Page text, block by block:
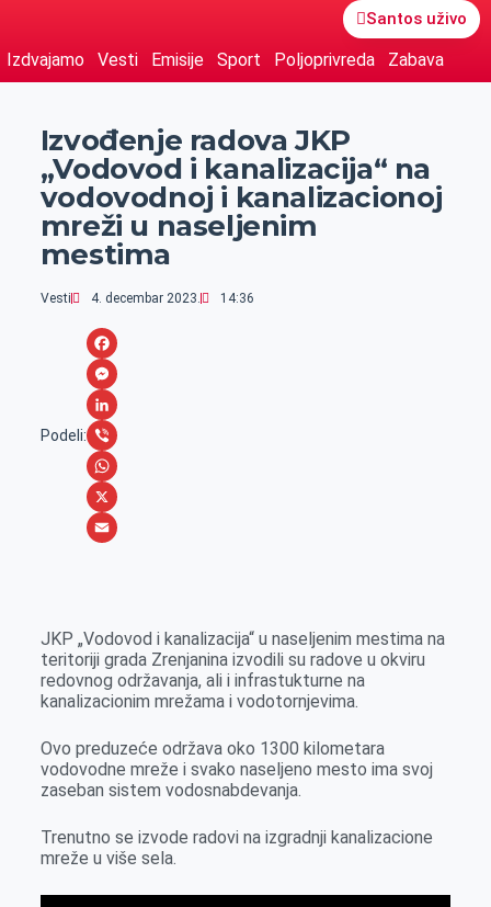
Santos uživo
Izdvajamo Vesti Emisije Sport Poljoprivreda Zabava
Izvođenje radova JKP
„Vodovod i kanalizacija“ na
vodovodnoj i kanalizacionoj
mreži u naseljenim
mestima
Vesti 4. decembar 2023. 14:36
Podeli:
F
a
c
e
b
o
M
e
s
s
e
r
L
i
n
k
n
V
i
b
W
h
A
p
p
X
i
l
JKP „Vodovod i kanalizacija“ u naseljenim mestima na
teritoriji grada Zrenjanina izvodili su radove u okviru
redovnog održavanja, ali i infrastukturne na
kanalizacionim mrežama i vodotornjevima.
Ovo preduzeće održava oko 1300 kilometara
vodovodne mreže i svako naseljeno mesto ima svoj
zaseban sistem vodosnabdevanja.
Trenutno se izvode radovi na izgradnji kanalizacione
mreže u više sela.